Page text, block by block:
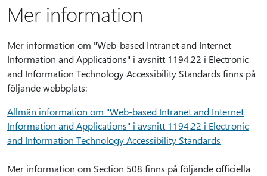
Mer information
Mer information om "Web-based Intranet and Internet
Information and Applications" i avsnitt 1194.22 i Electronic
and Information Technology Accessibility Standards finns på
följande webbplats:
Allmän information om "Web-based Intranet and Internet
Information and Applications" i avsnitt 1194.22 i Electronic
and Information Technology Accessibility Standards
Mer information om Section 508 finns på följande officiella